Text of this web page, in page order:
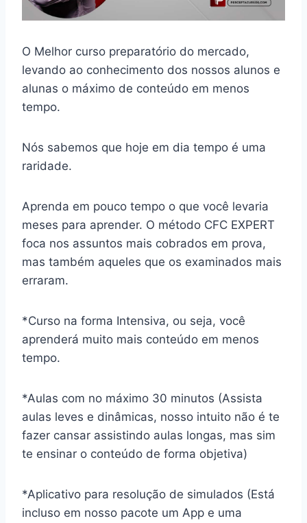
O Melhor curso preparatório do mercado,
levando ao conhecimento dos nossos alunos e
alunas o máximo de conteúdo em menos
tempo.
Nós sabemos que hoje em dia tempo é uma
raridade.
Aprenda em pouco tempo o que você levaria
meses para aprender. O método CFC EXPERT
foca nos assuntos mais cobrados em prova,
mas também aqueles que os examinados mais
erraram.
*Curso na forma Intensiva, ou seja, você
aprenderá muito mais conteúdo em menos
tempo.
*Aulas com no máximo 30 minutos (Assista
aulas leves e dinâmicas, nosso intuito não é te
fazer cansar assistindo aulas longas, mas sim
te ensinar o conteúdo de forma objetiva)
*Aplicativo para resolução de simulados (Está
incluso em nosso pacote um App e uma